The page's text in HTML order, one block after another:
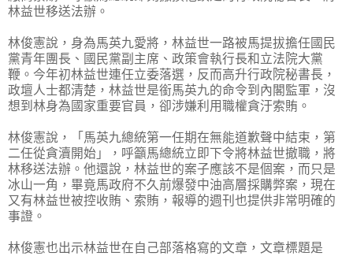
林益世移送法辦。
林俊憲說，身為馬英九愛將，林益世一路被馬提拔擔任國民
黨青年團長、國民黨副主席、政策會執行長和立法院大黨
鞭。今年初林益世連任立委落選，反而高升行政院秘書長，
政壇人士都清楚，林益世是銜馬英九的命令到內閣監軍，沒
想到林身為國家重要官員，卻涉嫌利用職權貪汙索賄。
林俊憲說，「馬英九總統第一任期在無能道歉聲中結束，第
二任從貪瀆開始」，呼籲馬總統立即下令將林益世撤職，將
林移送法辦。他還說，林益世的案子應該不是個案，而只是
冰山一角，畢竟馬政府不久前爆發中油高層採購弊案，現在
又有林益世被控收賄、索賄，報導的週刊也提供非常明確的
事證。
林俊憲也出示林益世在自己部落格寫的文章，文章標題是